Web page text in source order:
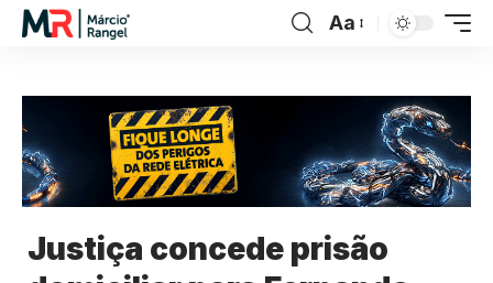
Aa
Justiça concede prisão